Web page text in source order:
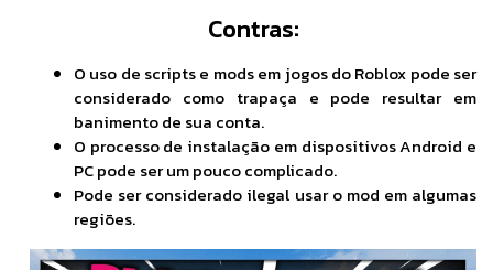
Contras:
O uso de scripts e mods em jogos do Roblox pode ser
considerado como trapaça e pode resultar em
banimento de sua conta.
O processo de instalação em dispositivos Android e
PC pode ser um pouco complicado.
Pode ser considerado ilegal usar o mod em algumas
regiões.